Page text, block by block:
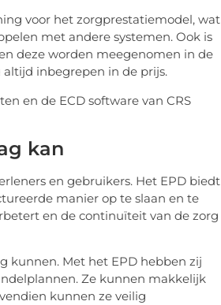
voor het zorgprestatiemodel, wat
met andere systemen. Ook is
deze worden meegenomen in de
inbegrepen in de prijs.
en de ECD software van CRS
kan
en gebruikers. Het EPD biedt
manier op te slaan en te
en de continuïteit van de zorg
kunnen. Met het EPD hebben zij
Ze kunnen makkelijk
kunnen ze veilig